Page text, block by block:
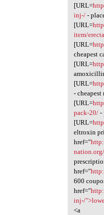
[URL=
inj-/-
[URL=
item/
[URL=
cheapest
[URL=
[URL=
-
[URL=
pack-20/-
[URL=
eltroxin
href="
href="
600
href="
inj-/
<a